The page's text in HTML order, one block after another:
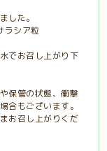
した。
ラシア粒
でお召し上がり下
保管の状態、衝撃
合もございます。
お召し上がりくだ